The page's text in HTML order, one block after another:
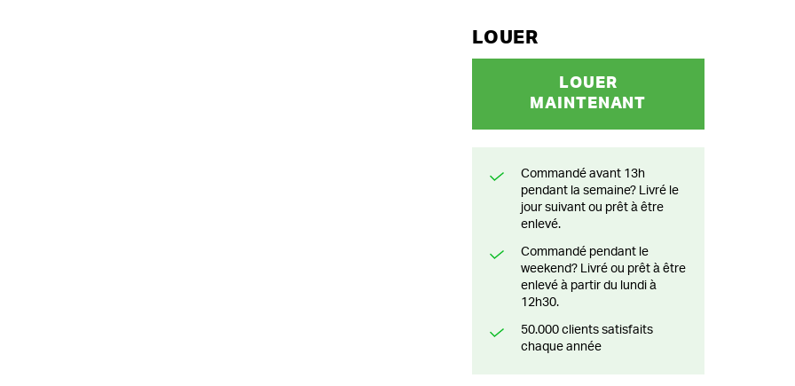
LOUER
LOUER
MAINTENANT
Commandé avant 13h
pendant la semaine? Livré le
jour suivant ou prêt à être
enlevé.
Commandé pendant le
weekend? Livré ou prêt à être
enlevé à partir du lundi à
12h30.
50.000 clients satisfaits
chaque année